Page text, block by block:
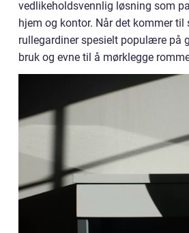
vedlikeholdsvennlig løsning som
hjem og kontor. Når det kommer til
rullegardiner spesielt populære på
bruk og evne til å mørklegge